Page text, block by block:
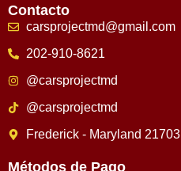
Contacto
carsprojectmd@gmail.com
202-910-8621
@carsprojectmd
@carsprojectmd
Frederick - Maryland 21703
Métodos de Pago